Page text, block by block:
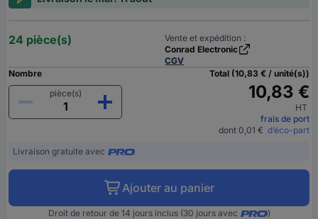
24 pièce(s)
Vente et expédition :
Conrad Electronic
CGV
Nombre
pièce(s)
Total (10,83 € / unité(s))
10,83 €
HT
frais de port
dont 0,01 € d’éco-part
Livraison gratuite avec
Ajouter au panier
Droit de retour de 14 jours inclus (30 jours avec )